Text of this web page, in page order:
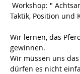
Taktik, Position und
Wir lernen, das
gewinnen.
Wir müssen uns
dürfen es nicht